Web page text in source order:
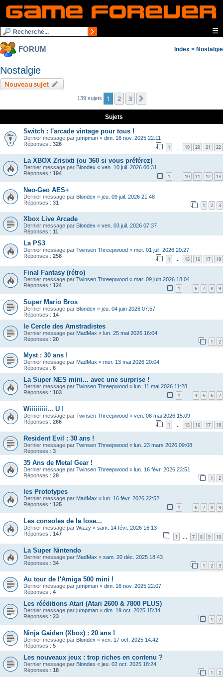
☰
FORUM Index > Nostalgie
Nostalgie
Nouveau sujet
139 sujets 1 2 3
Sujets
Switch : l'arcade vintage pour tous !
Dernier message par jumpman « dim. 16 nov. 2025 22:11
Réponses : 326 1 19 20 21 22
La XBOX Zrisixti (ou 360 si vous préférez)
Dernier message par Blondex « ven. 10 juil. 2026 00:31
Réponses : 194 1 … 10 11 12 13
Neo-Geo AES+
Dernier message par Blondex « jeu. 09 juil. 2026 21:48
Réponses : 31 1 2 3
Xbox Live Arcade
Dernier message par Blondex « ven. 03 juil. 2026 07:37
Réponses : 11
La PS3
Dernier message par Twinsen Threepwood « mer. 01 juil. 2026 20:27
Réponses : 258 1 … 15 16 17 18
Final Fantasy (rétro)
Dernier message par Twinsen Threepwood « mar. 09 juin 2026 18:04
Réponses : 124 1 … 6 7 8 9
Super Mario Bros
Dernier message par Blondex « jeu. 04 juin 2026 07:57
Réponses : 14
le Cercle des Amstradistes
Dernier message par MadMax « lun. 25 mai 2026 16:04
Réponses : 20 1 2
Myst : 30 ans !
Dernier message par MadMax « mer. 13 mai 2026 20:04
Réponses : 6
La Super NES mini... avec une surprise !
Dernier message par Twinsen Threepwood « lun. 11 mai 2026 11:28
Réponses : 103 1 … 4 5 6 7
Wiiiiiiiii... U !
Dernier message par Twinsen Threepwood « ven. 08 mai 2026 15:09
Réponses : 266 1 … 15 16 17 18
Resident Evil : 30 ans !
Dernier message par Twinsen Threepwood « lun. 23 mars 2026 09:08
Réponses : 3
35 Ans de Metal Gear !
Dernier message par Twinsen Threepwood « lun. 16 févr. 2026 23:51
Réponses : 29 1 2
les Prototypes
Dernier message par MadMax « lun. 16 févr. 2026 22:52
Réponses : 125 1 … 6 7 8 9
Les consoles de la lose...
Dernier message par Wizzy « sam. 14 févr. 2026 16:13
Réponses : 147 1 7 8 9 10
La Super Nintendo
Dernier message par MadMax « sam. 20 déc. 2025 18:43
Réponses : 34 1 2 3
Au tour de l'Amiga 500 mini !
Dernier message par jumpman « dim. 16 nov. 2025 22:07
Réponses : 4
Les rééditions Atari (Atari 2600 & 7800 PLUS)
Dernier message par jumpman « dim. 19 oct. 2025 15:34
Réponses : 23 1 2
Ninja Gaiden (Xbox) : 20 ans !
Dernier message par Blondex « ven. 17 oct. 2025 14:42
Réponses : 5
Les nouveaux jeux : trop riches en contenu ?
Dernier message par Blondex « jeu. 02 oct. 2025 18:24
Réponses : 18 1 2